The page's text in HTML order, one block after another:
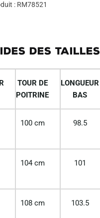
: RM78521
DES TAILLES
TOUR DE
POITRINE
LONGUEUR
BAS
100 cm 98.5
104 cm 101
108 cm 103.5